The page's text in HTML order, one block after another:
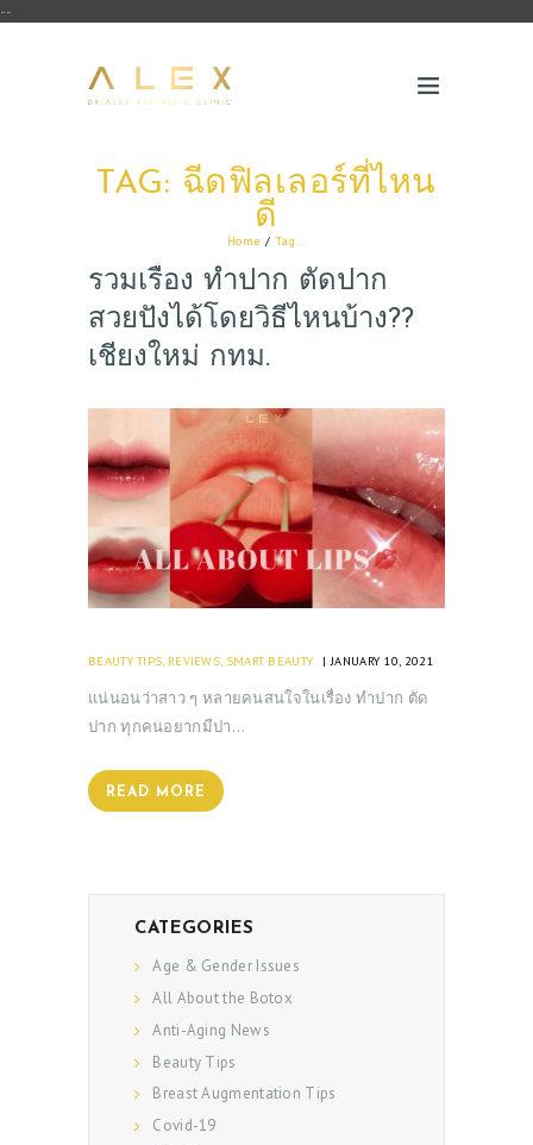
--
TAG: ฉีดฟิลเลอร์ที่ไหน
ดี
Home Tag...
รวมเรื่อง ทำปาก ตัดปาก
สวยปังได้โดยวิธีไหนบ้าง??
เชียงใหม่ กทม.
BEAUTY TIPS, REVIEWS, SMART BEAUTY JANUARY 10, 2021
แน่นอนว่าสาว ๆ หลายคนสนใจในเรื่อง ทำปาก ตัด
ปาก ทุกคนอยากมีปา…
READ MORE
CATEGORIES
Age & Gender Issues
All About the Botox
Anti-Aging News
Beauty Tips
Breast Augmentation Tips
Covid-19